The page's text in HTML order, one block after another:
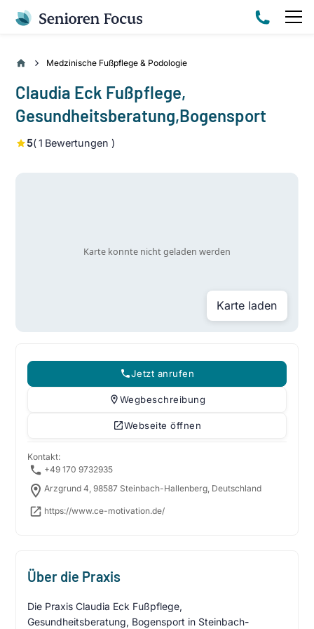
Medzinische Fußpflege & Podologie
Claudia Eck Fußpflege,
Gesundheitsberatung,Bogensport
5(1 Bewertungen )
Karte laden
Jetzt anrufen
Wegbeschreibung
Webseite öffnen
Kontakt:
+49 170 9732935
Arzgrund 4, 98587 Steinbach-Hallenberg, Deutschland
https://www.ce-motivation.de/
Über die Praxis
Die Praxis Claudia Eck Fußpflege,
Gesundheitsberatung, Bogensport in Steinbach-